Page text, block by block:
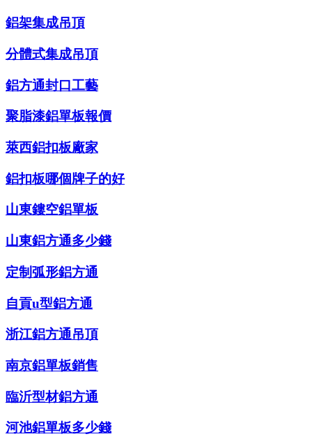
鋁架集成吊頂
分體式集成吊頂
鋁方通封口工藝
聚脂漆鋁單板報價
萊西鋁扣板廠家
鋁扣板哪個牌子的好
山東鏤空鋁單板
山東鋁方通多少錢
定制弧形鋁方通
自貢u型鋁方通
浙江鋁方通吊頂
南京鋁單板銷售
臨沂型材鋁方通
河池鋁單板多少錢